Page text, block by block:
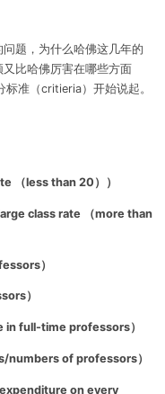
题，为什么哈佛这几年的
比哈佛厉害在哪些方面
准（critieria）开始说起。
（less than 20））
class rate （more than
）
）
in full-time professors）
numbers of professors）
on every